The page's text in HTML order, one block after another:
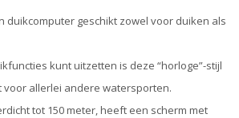
duikcomputer geschikt zowel voor duiken als
kunt uitzetten is deze “horloge”-stijl
voor allerlei andere watersporten.
tot 150 meter, heeft een scherm met